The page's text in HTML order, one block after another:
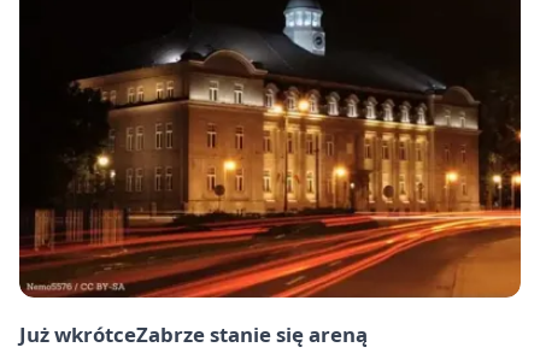
Już wkrótceZabrzestanie się areną